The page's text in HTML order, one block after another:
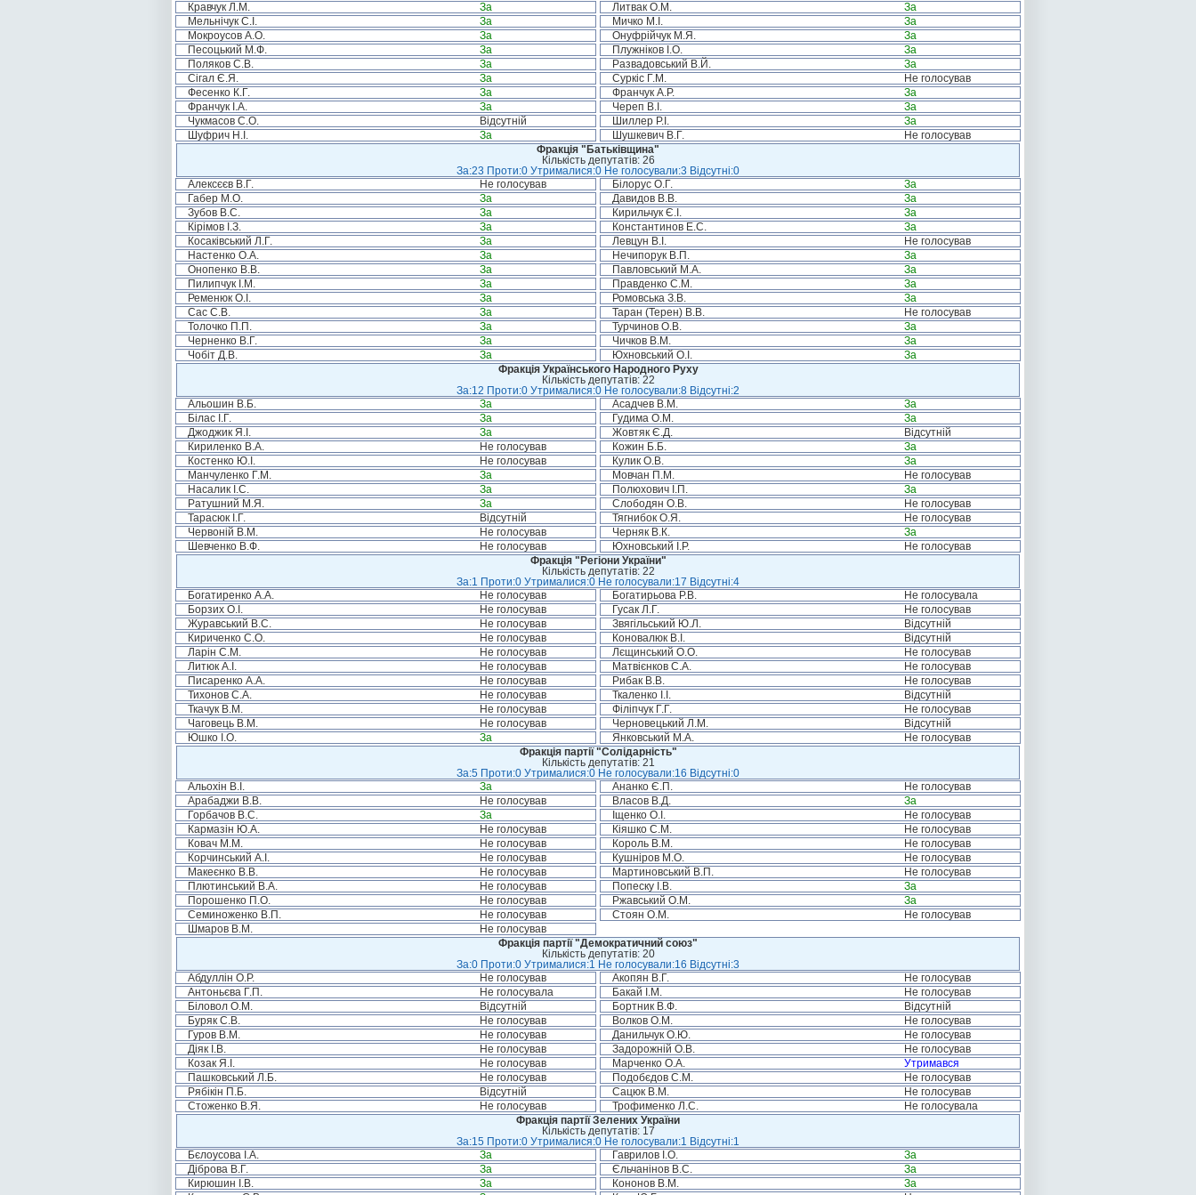
Кравчук Л.М.
За Литвак О.М.
За
Мельнічук С.І.
За Мичко М.І.
За
Мокроусов А.О.
За Онуфрійчук М.Я.
За
Песоцький М.Ф.
За Плужніков І.О.
За
Поляков С.В.
За Развадовський В.Й.
За
Сігал Є.Я.
За Суркіс Г.М.
Не голосував
Фесенко К.Г.
За Франчук А.Р.
За
Франчук І.А.
За Череп В.І.
За
Чукмасов С.О.
Відсутній Шиллер Р.І.
За
Шуфрич Н.І.
За Шушкевич В.Г.
Не голосував
Фракція "Батьківщина"
Кількість депутатів: 26
За:23 Проти:0 Утрималися:0 Не голосували:3 Відсутні:0
Алексєєв В.Г.
Не голосував Білорус О.Г.
За
Габер М.О.
За Давидов В.В.
За
Зубов В.С.
За Кирильчук Є.І.
За
Кірімов І.З.
За Константинов Е.С.
За
Косаківський Л.Г.
За Левцун В.І.
Не голосував
Настенко О.А.
За Нечипорук В.П.
За
Онопенко В.В.
За Павловський М.А.
За
Пилипчук І.М.
За Правденко С.М.
За
Ременюк О.І.
За Ромовська З.В.
За
Сас С.В.
За Таран (Терен) В.В.
Не голосував
Толочко П.П.
За Турчинов О.В.
За
Черненко В.Г.
За Чичков В.М.
За
Чобіт Д.В.
За Юхновський О.І.
За
Фракція Українського Народного Руху
Кількість депутатів: 22
За:12 Проти:0 Утрималися:0 Не голосували:8 Відсутні:2
Альошин В.Б.
За Асадчев В.М.
За
Білас І.Г.
За Гудима О.М.
За
Джоджик Я.І.
За Жовтяк Є.Д.
Відсутній
Кириленко В.А.
Не голосував Кожин Б.Б.
За
Костенко Ю.І.
Не голосував Кулик О.В.
За
Манчуленко Г.М.
За Мовчан П.М.
Не голосував
Насалик І.С.
За Полюхович І.П.
За
Ратушний М.Я.
За Слободян О.В.
Не голосував
Тарасюк І.Г.
Відсутній Тягнибок О.Я.
Не голосував
Червоній В.М.
Не голосував Черняк В.К.
За
Шевченко В.Ф.
Не голосував Юхновський І.Р.
Не голосував
Фракція "Регіони України"
Кількість депутатів: 22
За:1 Проти:0 Утрималися:0 Не голосували:17 Відсутні:4
Богатиренко А.А.
Не голосував Богатирьова Р.В.
Не голосувала
Борзих О.І.
Не голосував Гусак Л.Г.
Не голосував
Журавський В.С.
Не голосував Звягільський Ю.Л.
Відсутній
Кириченко С.О.
Не голосував Коновалюк В.І.
Відсутній
Ларін С.М.
Не голосував Лєщинський О.О.
Не голосував
Литюк А.І.
Не голосував Матвієнков С.А.
Не голосував
Писаренко А.А.
Не голосував Рибак В.В.
Не голосував
Тихонов С.А.
Не голосував Ткаленко І.І.
Відсутній
Ткачук В.М.
Не голосував Філіпчук Г.Г.
Не голосував
Чаговець В.М.
Не голосував Черновецький Л.М.
Відсутній
Юшко І.О.
За Янковський М.А.
Не голосував
Фракція партії "Солідарність"
Кількість депутатів: 21
За:5 Проти:0 Утрималися:0 Не голосували:16 Відсутні:0
Альохін В.І.
За Ананко Є.П.
Не голосував
Арабаджи В.В.
Не голосував Власов В.Д.
За
Горбачов В.С.
За Іщенко О.І.
Не голосував
Кармазін Ю.А.
Не голосував Кіяшко С.М.
Не голосував
Ковач М.М.
Не голосував Король В.М.
Не голосував
Корчинський А.І.
Не голосував Кушніров М.О.
Не голосував
Макеєнко В.В.
Не голосував Мартиновський В.П.
Не голосував
Плютинський В.А.
Не голосував Попеску І.В.
За
Порошенко П.О.
Не голосував Ржавський О.М.
За
Семиноженко В.П.
Не голосував Стоян О.М.
Не голосував
Шмаров В.М.
Не голосував
Фракція партії "Демократичний союз"
Кількість депутатів: 20
За:0 Проти:0 Утрималися:1 Не голосували:16 Відсутні:3
Абдуллін О.Р.
Не голосував Акопян В.Г.
Не голосував
Антоньєва Г.П.
Не голосувала Бакай І.М.
Не голосував
Біловол О.М.
Відсутній Бортник В.Ф.
Відсутній
Буряк С.В.
Не голосував Волков О.М.
Не голосував
Гуров В.М.
Не голосував Данильчук О.Ю.
Не голосував
Діяк І.В.
Не голосував Задорожній О.В.
Не голосував
Козак Я.І.
Не голосував Марченко О.А.
Утримався
Пашковський Л.Б.
Не голосував Подобєдов С.М.
Не голосував
Рябікін П.Б.
Відсутній Сацюк В.М.
Не голосував
Стоженко В.Я.
Не голосував Трофименко Л.С.
Не голосувала
Фракція партії Зелених України
Кількість депутатів: 17
За:15 Проти:0 Утрималися:0 Не голосували:1 Відсутні:1
Бєлоусова І.А.
За Гаврилов І.О.
За
Діброва В.Г.
За Єльчанінов В.С.
За
Кирюшин І.В.
За Кононов В.М.
За